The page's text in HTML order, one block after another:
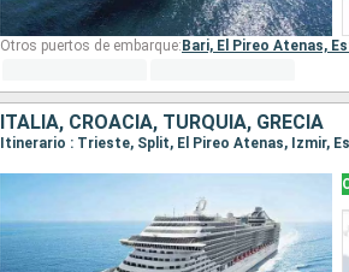
Otros puertos de embarque: Bari, El Pireo Atenas,
ITALIA, CROACIA, TURQUÍA, GRECIA
Itinerario : Trieste, Split, El Pireo Atenas, Izmir,